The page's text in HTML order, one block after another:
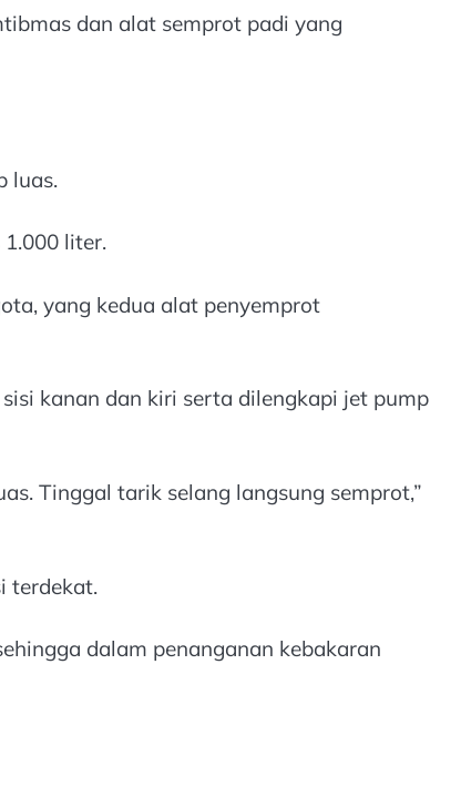
dan alat semprot padi yang
luas.
liter.
yang kedua alat penyemprot
kanan dan kiri serta dilengkapi jet pump
Tinggal tarik selang langsung semprot,”
terdekat.
dalam penanganan kebakaran